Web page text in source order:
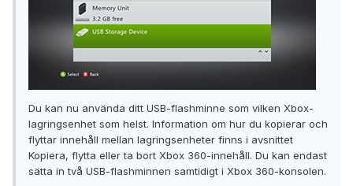
Du kan nu använda ditt USB-flashminne som vilken Xbox-
lagringsenhet som helst. Information om hur du kopierar och
flyttar innehåll mellan lagringsenheter finns i avsnittet
Kopiera, flytta eller ta bort Xbox 360-innehåll. Du kan endast
sätta in två USB-flashminnen samtidigt i Xbox 360-konsolen.